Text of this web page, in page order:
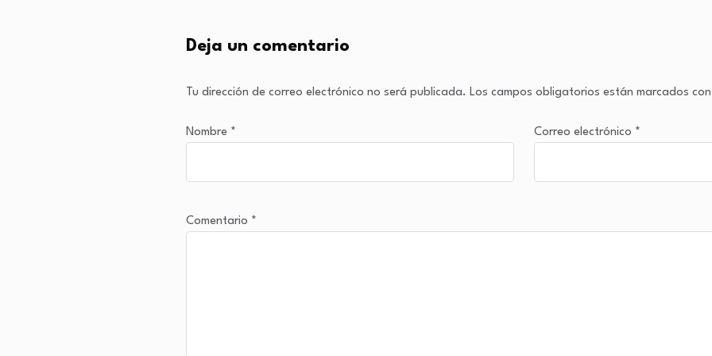
Deja un comentario
Tu dirección de correo electrónico no será publicada. Los campos obligatorios están marcados
Nombre * Correo electrónico *
Comentario *